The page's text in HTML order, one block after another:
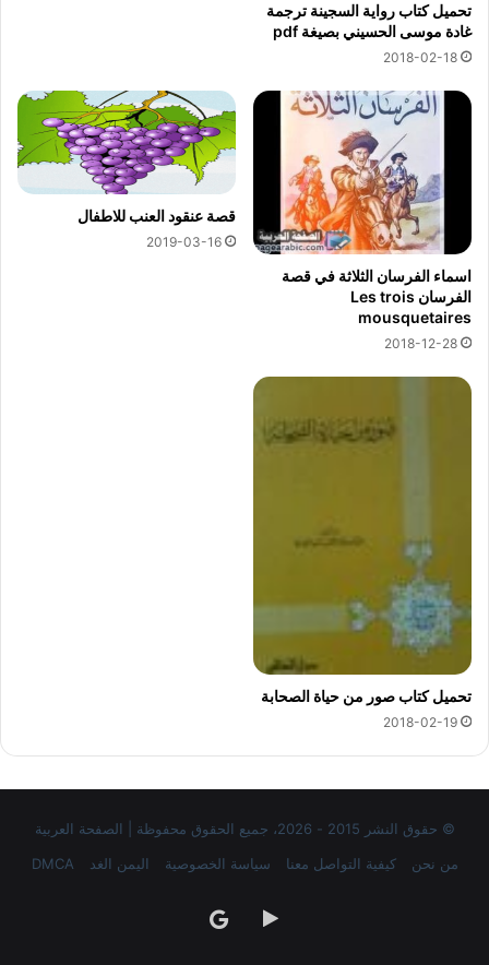
تحميل كتاب رواية السجينة ترجمة
غادة موسى الحسيني بصيغة pdf
2018-02-18
اسماء الفرسان الثلاثة في قصة
الفرسان Les trois
mousquetaires
2018-12-28
قصة عنقود العنب للاطفال
2019-03-16
تحميل كتاب صور من حياة الصحابة
2018-02-19
© حقوق النشر 2015 - 2026، جميع الحقوق محفوظة | الصفحة العربية
من نحن
كيفية التواصل معنا سياسة الخصوصية اليمن الغد DMCA
‏Google
google